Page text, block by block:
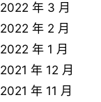
2022 年 3 月
2022 年 2 月
2022 年 1 月
2021 年 12 月
2021 年 11 月